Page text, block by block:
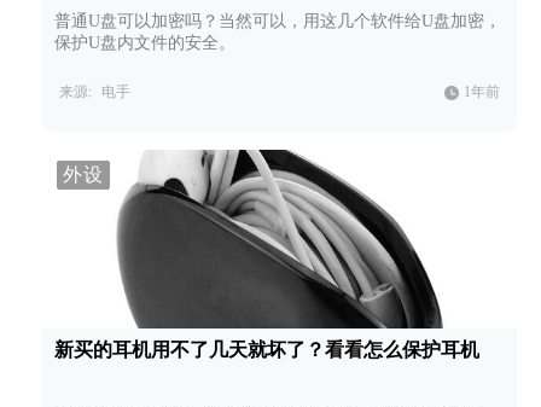
普通U盘可以加密吗？当然可以，用这几个软件给U盘加密，
保护U盘内文件的安全。
来源: 电手 1年前
外设
新买的耳机用不了几天就坏了？看看怎么保护耳机